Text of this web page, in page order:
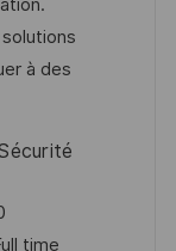
à des
time